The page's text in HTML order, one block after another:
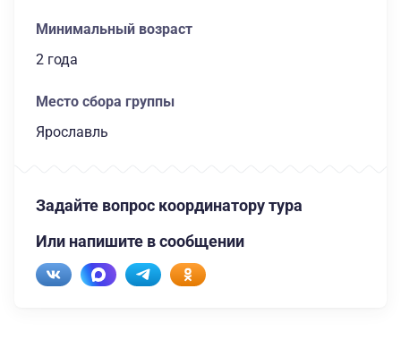
Минимальный возраст
2 года
Место сбора группы
Ярославль
Задайте вопрос координатору тура
Или напишите в сообщении